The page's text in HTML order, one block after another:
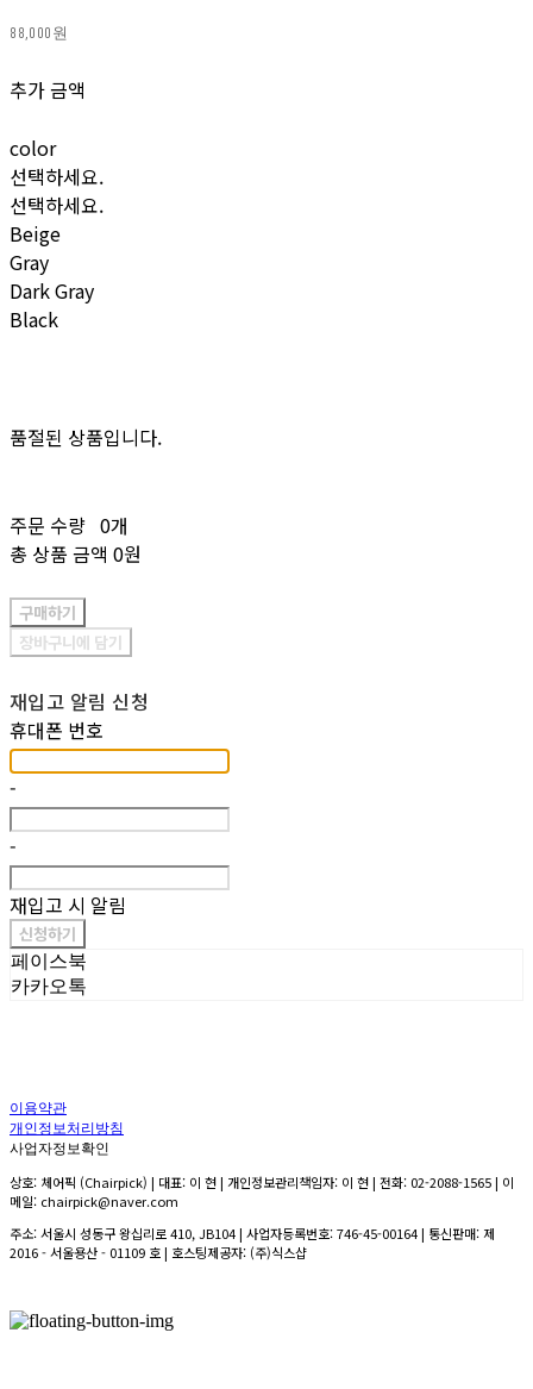
88,000원
추가 금액
color
선택하세요.
선택하세요.
Beige
Gray
Dark Gray
Black
품절된 상품입니다.
주문 수량 0개
총 상품 금액 0원
구매하기
장바구니에 담기
재입고 알림 신청
휴대폰 번호
-
-
재입고 시 알림
신청하기
페이스북
카카오톡
이용약관
개인정보처리방침
사업자정보확인
상호: 체어픽 (Chairpick) | 대표: 이 현 | 개인정보관리책임자: 이 현 | 전화: 02-2088-1565 | 이
메일: chairpick@naver.com
주소: 서울시 성동구 왕십리로 410, JB104 | 사업자등록번호:746-45-00164| 통신판매:제
2016 - 서울용산 - 01109 호| 호스팅제공자: (주)식스샵